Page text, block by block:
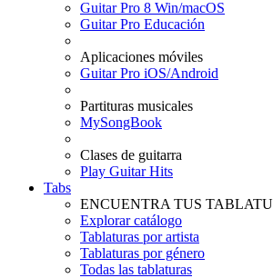
Guitar Pro 8 Win/macOS
Guitar Pro Educación
Aplicaciones móviles
Guitar Pro iOS/Android
Partituras musicales
MySongBook
Clases de guitarra
Play Guitar Hits
Tabs
ENCUENTRA TUS
Explorar catálogo
Tablaturas por artista
Tablaturas por género
Todas las tablaturas